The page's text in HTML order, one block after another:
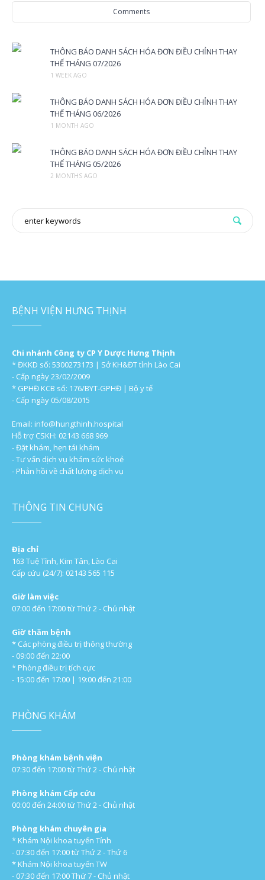
Comments
THÔNG BÁO DANH SÁCH HÓA ĐƠN ĐIỀU CHỈNH THAY
THẾ THÁNG 07/2026
1 WEEK AGO
THÔNG BÁO DANH SÁCH HÓA ĐƠN ĐIỀU CHỈNH THAY
THẾ THÁNG 06/2026
1 MONTH AGO
THÔNG BÁO DANH SÁCH HÓA ĐƠN ĐIỀU CHỈNH THAY
THẾ THÁNG 05/2026
2 MONTHS AGO
BỆNH VIỆN HƯNG THỊNH
Chi nhánh Công ty CP Y Dược Hưng Thịnh
* ĐKKD số: 5300273173 | Sở KH&ĐT tỉnh Lào Cai
- Cấp ngày 23/02/2009
* GPHĐ KCB số: 176/BYT-GPHĐ | Bộ y tế
- Cấp ngày 05/08/2015
Email: info@hungthinh.hospital
Hỗ trợ CSKH: 02143 668 969
- Đặt khám, hẹn tái khám
- Tư vấn dịch vụ khám sức khoẻ
- Phản hồi về chất lượng dịch vụ
THÔNG TIN CHUNG
Địa chỉ
163 Tuệ Tĩnh, Kim Tân, Lào Cai
Cấp cứu (24/7): 02143 565 115
Giờ làm việc
07:00 đến 17:00 từ Thứ 2 - Chủ nhật
Giờ thăm bệnh
* Các phòng điều trị thông thường
- 09:00 đến 22:00
* Phòng điều trị tích cực
- 15:00 đến 17:00 | 19:00 đến 21:00
PHÒNG KHÁM
Phòng khám bệnh viện
07:30 đến 17:00 từ Thứ 2 - Chủ nhật
Phòng khám Cấp cứu
00:00 đến 24:00 từ Thứ 2 - Chủ nhật
Phòng khám chuyên gia
* Khám Nội khoa tuyến Tỉnh
- 07:30 đến 17:00 từ Thứ 2 - Thứ 6
* Khám Nội khoa tuyến TW
- 07:30 đến 17:00 Thứ 7 - Chủ nhật